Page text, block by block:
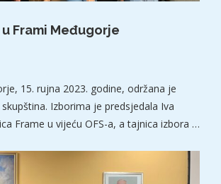
Frami Međugorje
15. rujna 2023. godine, održana je
Izborima je predsjedala Iva
Frame u vijeću OFS-a, a tajnica izbora …